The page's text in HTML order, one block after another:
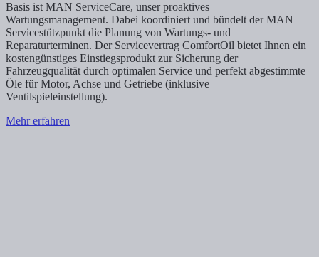
Basis ist MAN ServiceCare, unser proaktives
Wartungsmanagement. Dabei koordiniert und bündelt der MAN
Servicestützpunkt die Planung von Wartungs- und
Reparaturterminen. Der Servicevertrag ComfortOil bietet Ihnen ein
kostengünstiges Einstiegsprodukt zur Sicherung der
Fahrzeugqualität durch optimalen Service und perfekt abgestimmte
Öle für Motor, Achse und Getriebe (inklusive
Ventilspieleinstellung).
Mehr erfahren